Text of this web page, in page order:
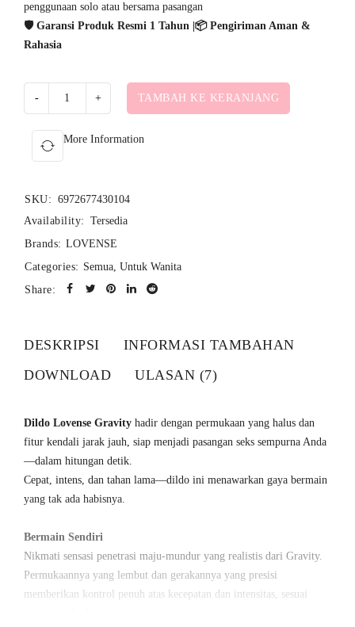
pelanggan
penggunaan solo atau bersama pasangan
🛡️ Garansi Produk Resmi 1 Tahun |📦 Pengiriman Aman &
Rahasia
TAMBAH KE KERANJANG
More Information
SKU: 6972677430104
Availability: Tersedia
Brands: LOVENSE
Categories: Semua, Untuk Wanita
Share:
DESKRIPSI
INFORMASI TAMBAHAN
DOWNLOAD
ULASAN (7)
Dildo Lovense Gravity hadir dengan permukaan yang halus dan
fitur kendali jarak jauh, siap menjadi pasangan seks sempurna Anda
—dalam hitungan detik.
Cepat, intens, dan tahan lama—dildo ini menawarkan gaya bermain
yang tak ada habisnya.
Bermain Sendiri
Nikmati sensasi penetrasi maju-mundur yang realistis dari Gravity.
Permukaannya yang lembut dan gerakannya yang presisi
memberikan kontrol penuh atas kecepatan dan intensitas, sesuai